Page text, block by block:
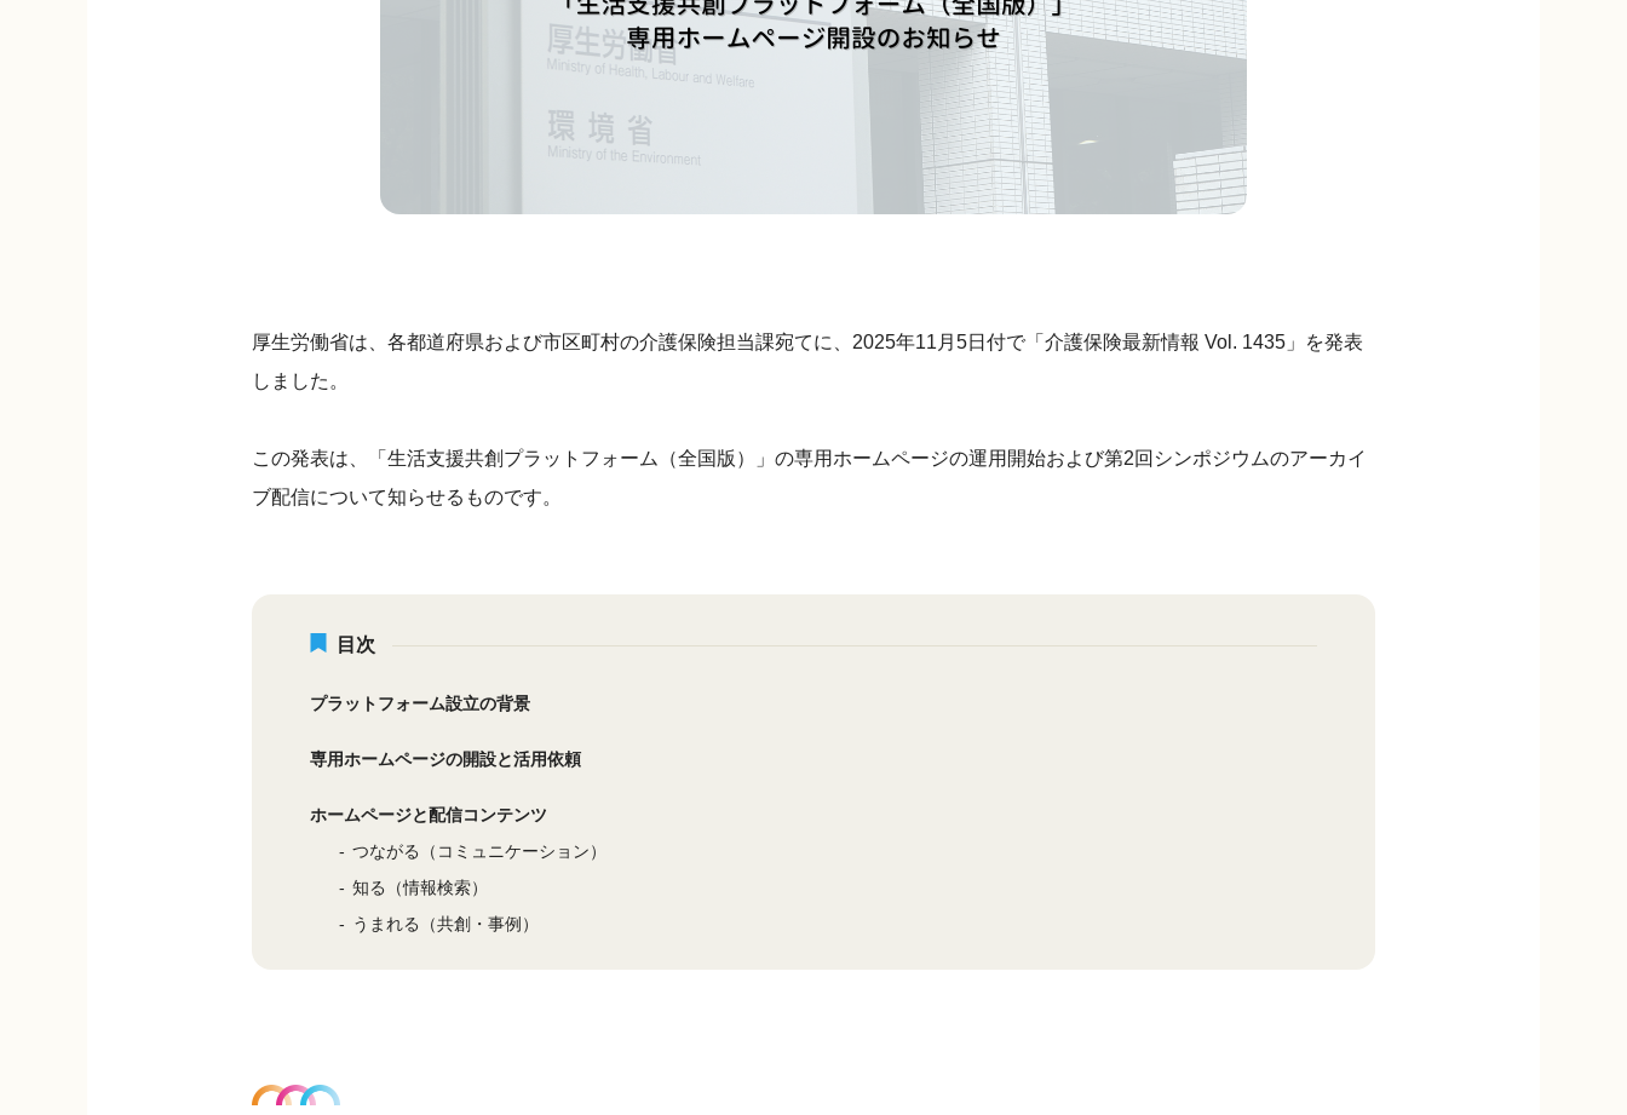
厚生労働省は、各都道府県および市区町村の介護保険担当課宛てに、2025年11月5日付で「介護保険最新情報 Vol. 1435」を発表
しました。
この発表は、「生活支援共創プラットフォーム（全国版）」の専用ホームページの運用開始および第2回シンポジウムのアーカイ
ブ配信について知らせるものです。
目次
プラットフォーム設立の背景
専用ホームページの開設と活用依頼
ホームページと配信コンテンツ
つながる（コミュニケーション）
知る（情報検索）
うまれる（共創・事例）